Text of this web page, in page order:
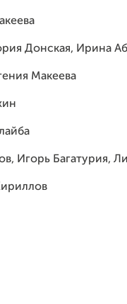
Донская, Ирина
Макеева
Игорь Багатурия,